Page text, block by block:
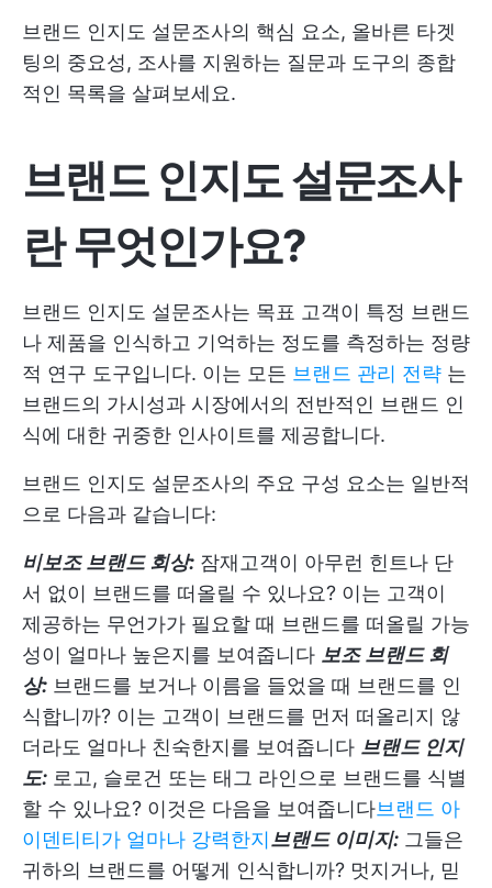
브랜드 인지도 설문조사의 핵심 요소, 올바른 타겟
팅의 중요성, 조사를 지원하는 질문과 도구의 종합
적인 목록을 살펴보세요.
브랜드 인지도 설문조사
란 무엇인가요?
브랜드 인지도 설문조사는 목표 고객이 특정 브랜드
나 제품을 인식하고 기억하는 정도를 측정하는 정량
적 연구 도구입니다. 이는 모든 브랜드 관리 전략 는
브랜드의 가시성과 시장에서의 전반적인 브랜드 인
식에 대한 귀중한 인사이트를 제공합니다.
브랜드 인지도 설문조사의 주요 구성 요소는 일반적
으로 다음과 같습니다:
비보조 브랜드 회상: 잠재고객이 아무런 힌트나 단
서 없이 브랜드를 떠올릴 수 있나요? 이는 고객이
제공하는 무언가가 필요할 때 브랜드를 떠올릴 가능
성이 얼마나 높은지를 보여줍니다 보조 브랜드 회
상: 브랜드를 보거나 이름을 들었을 때 브랜드를 인
식합니까? 이는 고객이 브랜드를 먼저 떠올리지 않
더라도 얼마나 친숙한지를 보여줍니다 브랜드 인지
도: 로고, 슬로건 또는 태그 라인으로 브랜드를 식별
할 수 있나요? 이것은 다음을 보여줍니다브랜드 아
이덴티티가 얼마나 강력한지브랜드 이미지: 그들은
귀하의 브랜드를 어떻게 인식합니까? 멋지거나, 믿